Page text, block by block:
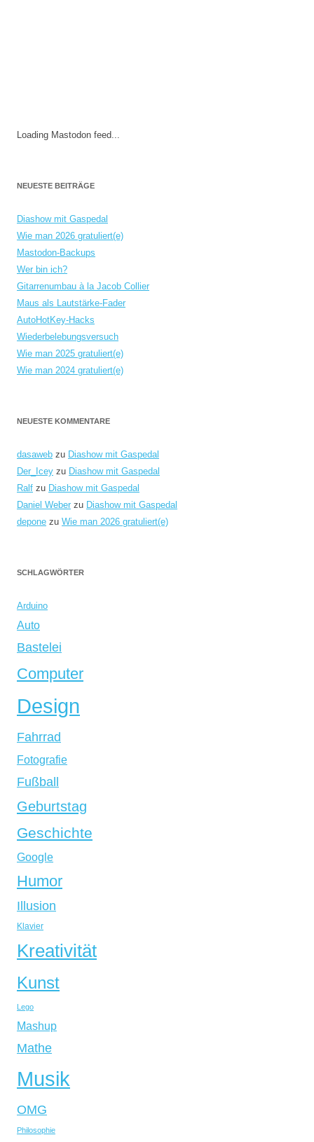
Loading Mastodon feed...
NEUESTE BEITRÄGE
Diashow mit Gaspedal
Wie man 2026 gratuliert(e)
Mastodon-Backups
Wer bin ich?
Gitarrenumbau à la Jacob Collier
Maus als Lautstärke-Fader
AutoHotKey-Hacks
Wiederbelebungsversuch
Wie man 2025 gratuliert(e)
Wie man 2024 gratuliert(e)
NEUESTE KOMMENTARE
dasaweb zu Diashow mit Gaspedal
Der_Icey zu Diashow mit Gaspedal
Ralf zu Diashow mit Gaspedal
Daniel Weber zu Diashow mit Gaspedal
depone zu Wie man 2026 gratuliert(e)
SCHLAGWÖRTER
Arduino
Auto
Bastelei
Computer
Design
Fahrrad
Fotografie
Fußball
Geburtstag
Geschichte
Google
Humor
Illusion
Klavier
Kreativität
Kunst
Lego
Mashup
Mathe
Musik
OMG
Philosophie